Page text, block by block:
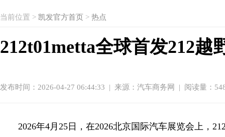
当前位置 > 凯发官方首页 > 热点
212t01metta全球首发212
发布时间：2026-04-27 06:44:33 | 来源：汽车商务网 | 阅读量：
2026年4月25日，在2026北京国际汽车展览会上，